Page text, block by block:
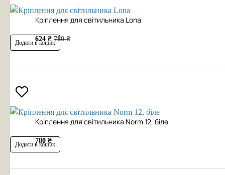
Кріплення для світильника Lona
624 ₴ 780 ₴
Додати в кошик
Кріплення для світильника Norm 12, біле
780 ₴
Додати в кошик